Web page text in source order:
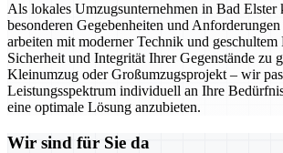
Als lokales Umzugsunternehmen in Bad Elster
besonderen Gegebenheiten und
arbeiten mit moderner Technik und geschultem
Sicherheit und Integrität Ihrer Gegenstände zu
Kleinumzug oder Großumzugsprojekt – wir
Leistungsspektrum individuell an Ihre
eine optimale Lösung anzubieten.
Wir sind für Sie da